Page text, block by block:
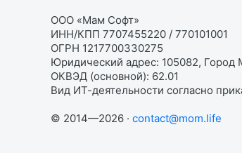
ООО «Мам Софт»
ИНН/КПП 7707455220 / 770101001
ОГРН 1217700330275
Юридический адрес: 105082, Город
ОКВЭД (основной): 62.01
Вид ИТ-деятельности согласно
© 2014—2026 · contact@mom.life